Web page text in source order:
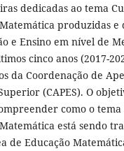
dedicadas ao tema
produzidas e
e Ensino em nível de
cinco anos (2017-
da Coordenação de
(CAPES). O
como o
está sendo
de Educação